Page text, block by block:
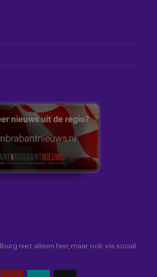
niet alleen hier, maar ook via social